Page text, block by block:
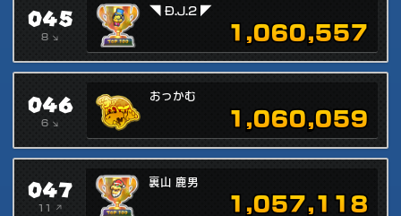
045
8 ↘
◥ Đ.J.2 ◤
1,060,557
046
6 ↘
おっかむ
1,060,059
047
11 ↗
裏山 鹿男
1,057,118